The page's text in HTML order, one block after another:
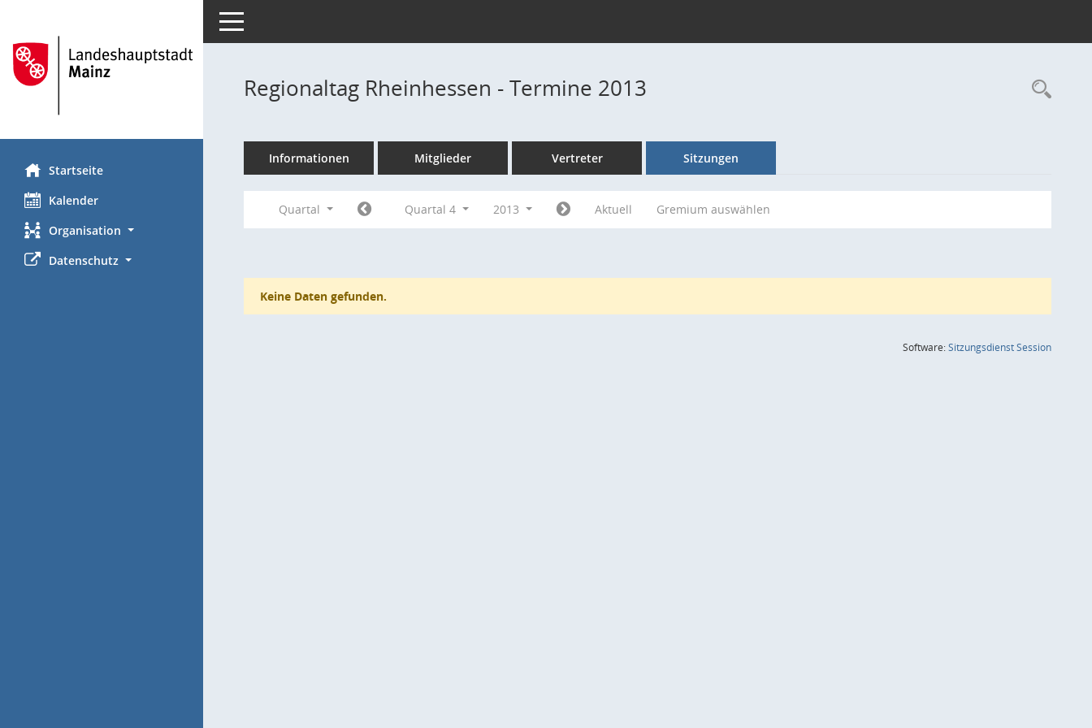
Startseite
Kalender
Organisation
Datenschutz
Toggle navigation
Regionaltag Rheinhessen - Termine 2013
Informationen Mitglieder Vertreter Sitzungen
Quartal Quartal 4 2013 Aktuell Gremium auswählen
Keine Daten gefunden.
Software:SitzungsdienstSession(Wird in